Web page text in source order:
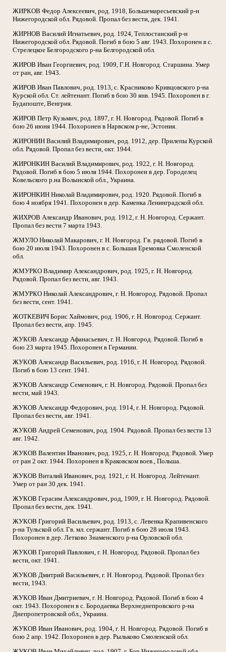
ЖИРКОВ Федор Алексеевич, род. 1918, Большемаресьевский р-н
Нижегородской обл. Рядовой. Пропал без вести, дек. 1941.
ЖИРНОВ Василий Игнатьевич, род. 1924, Теплостанский р-н
Нижегородской обл. Рядовой. Погиб в бою 5 авг. 1943. Похоронен в с.
Стрелецкое Белгородского р-на Белгородской обл.
ЖИРОВ Иван Георгиевич, род. 1909, Г.Н. Новгород. Старшина. Умер
от ран, авг. 1943.
ЖИРОВ Иван Павлович, род. 1913, с. Красниково Кривцовского р-на
Курской обл. Ст. лейтенант. Погиб в бою 30 янв. 1945. Похоронен в г.
Будапоште, Венгрия.
ЖИРОВ Петр Кузьмич, род. 1897, г. Н. Новгород. Рядовой. Погиб в
бою 26 июня 1944. Похоронен в Нарвском р-не, Эстония.
ЖИРОНИН Василий Владимирович, род. 1912, дер. Прилепы Курской
обл. Рядовой. Пропал без вести, окт. 1944.
ЖИРОНКИН Василий Владимирович, род. 1922, г. Н. Новгород.
Рядовой. Погиб в бою 5 июля 1944. Похоронен в дер. Городелец
Ковельского р.на Волынской обл., Украина.
ЖИРОНКИН Николай Владимирович, род. 1920. Рядовой. Погиб в
бою 4 ноября 1941. Похоронен в дер. Каменка Ленинградской обл.
ЖИХРОВ Александр Иванович, род. 1912, г. Н. Новгород. Сержант.
Пропал без вести 7 марта 1943.
ЖМУЛО Николай Макарович, г. Н. Новгород. Гв. рядовой. Погиб в
бою 20 июля 1943. Похоронен в с. Большая Еремовка Смоленской
обл.
ЖМУРКО Владимир Александрович, род. 1925, г. Н. Новгород.
Рядовой. Пропал без вести, авг. 1943.
ЖМУРКО Николай Александрович, г. Н. Новгород. Рядовой. Пропал
без вести, сент. 1941.
ЖОТКЕВИЧ Борис Хаймович, род. 1906, г. Н. Новгород. Сержант.
Пропал без вести, апр. 1945.
ЖУКОВ Александр Афанасьевич, г. Н. Новгород. Рядовой. Погиб в
бою 23 марта 1945. Похоронен в Германии.
ЖУКОВ Александр Васильевич, род. 1916, г. Н. Новгород. Рядовой.
Погиб в бою 13 сент. 1941.
ЖУКОВ Александр Семенович, г. Н. Новгород. Рядовой. Пропал без
вести, май 1943.
ЖУКОВ Александр Федорович, род. 1914, г. Н. Новгород. Рядовой.
Пропал без вести, авг. 1941.
ЖУКОВ Андрей Семенович, род. 1904. Рядовой. Пропал без вести 13
авг. 1942.
ЖУКОВ Валентин Иванович, род. 1925, г. Н. Новгород. Рядовой. Умер
от ран 2 окт. 1944. Похоронен в Краковском воев., Польша.
ЖУКОВ Виталий Иванович, род. 1921, г. Н. Новгород. Лейтенант.
Умер от ран 30 дек. 1941.
ЖУКОВ Герасим Александрович, род, 1909, г. Н. Новгород. Рядовой.
Пропал без вести, дек. 1941.
ЖУКОВ Григорий Васильевич, род. 1913, с. Левенка Крапивенского
р-на Тульской обл. Гв. мл. сержант. Погиб в бою 28 июля 1943.
Похоронен в дер. Летково Знаменского р-на Орловской обл.
ЖУКОВ Григорий Павлович, г. Н. Новгород. Рядовой. Пропал без
вести, окт. 1941.
ЖУКОВ Дмитрий Васильевич, г. Н. Новгород. Рядовой. Пропал без
вести, 1943.
ЖУКОВ Иван Дмитриевич, г. Н. Новгород. Рядовой. Погиб в бою 4
окт. 1943. Похоронен в с. Бородаевка Верхнеднепровского р-на
Днепропетровской обл., Украина.
ЖУКОВ Иван Иванович, род. 1904, г. Н. Новгород. Рядовой. Погиб в
бою 2 апр. 1942. Похоронен в дер. Рыльково Смоленской обл.